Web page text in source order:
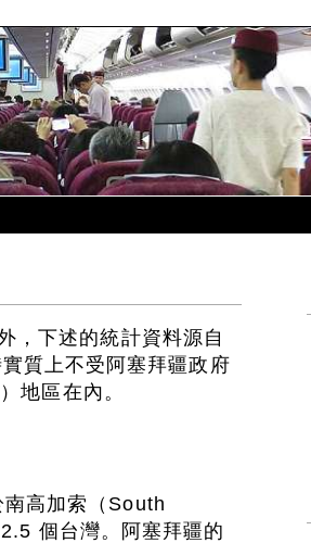
，下述的統計資料源自
質上不受阿塞拜疆政府
地區在內。
高加索（South
個台灣。阿塞拜疆的